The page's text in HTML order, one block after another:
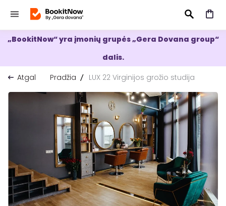
IEŠKOTI
„BookitNow“ yra įmonių grupės „Gera Dovana group“
dalis.
Atgal
Pradžia LUX 22 Virginijos grožio studija